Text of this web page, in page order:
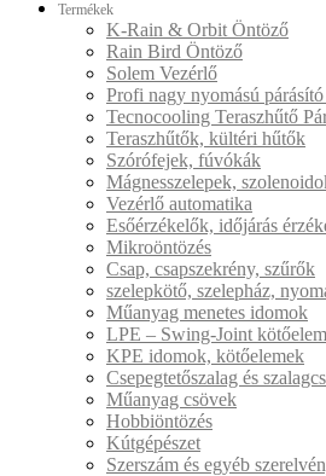
Termékek
K-Rain & Orbit Öntöző
Rain Bird Öntöző
Solem Vezérlő
Profi nagy nyomású
Tecnocooling Teraszhűtő
Teraszhűtők, kültéri hűtők
Szórófejek, fúvókák
Mágnesszelepek,
Vezérlő automatika
Esőérzékelők, időjárás
Mikroöntözés
Csap, csapszekrény, szűrők
szelepkötő, szelepház,
Műanyag menetes idomok
LPE – Swing-Joint
KPE idomok, kötőelemek
Csepegtetőszalag és
Műanyag csövek
Hobbiöntözés
Kútgépészet
Szerszám és egyéb